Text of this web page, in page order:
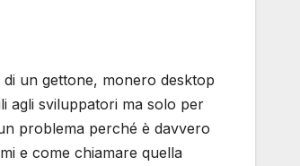
un gettone, monero desktop
agli sviluppatori ma solo per
problema perché è davvero
e come chiamare quella